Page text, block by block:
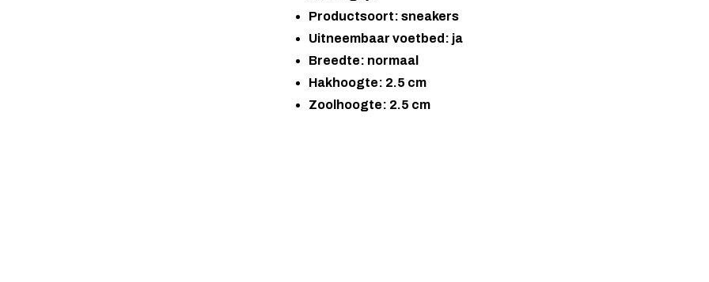
Productsoort: sneakers
Uitneembaar voetbed: ja
Breedte: normaal
Hakhoogte: 2.5 cm
Zoolhoogte: 2.5 cm